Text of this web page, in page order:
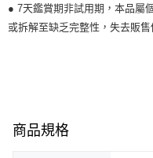
● 7天鑑賞期非試用期，本品屬
或拆解至缺乏完整性，失去販
商品規格